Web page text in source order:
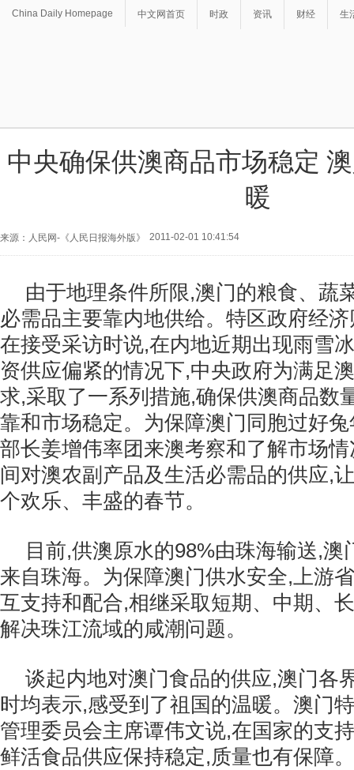
China Daily Homepage 中文网首页 时政 资讯 财经 生
中央确保供澳商品市场稳定
暖
来源：人民网-《人民日报海外版》 2011-02-01 10:41:54
由于地理条件所限,澳门的粮食、蔬
必需品主要靠内地供给。特区政府经
在接受采访时说,在内地近期出现雨雪
资供应偏紧的情况下,中央政府为满足
求,采取了一系列措施,确保供澳商品数
靠和市场稳定。为保障澳门同胞过好
部长姜增伟率团来澳考察和了解市场
间对澳农副产品及生活必需品的供应,
个欢乐、丰盛的春节。
目前,供澳原水的98%由珠海输送,澳
来自珠海。为保障澳门供水安全,上游
互支持和配合,相继采取短期、中期、
解决珠江流域的咸潮问题。
谈起内地对澳门食品的供应,澳门各
时均表示,感受到了祖国的温暖。澳门
管理委员会主席谭伟文说,在国家的支
鲜活食品供应保持稳定,质量也有保障